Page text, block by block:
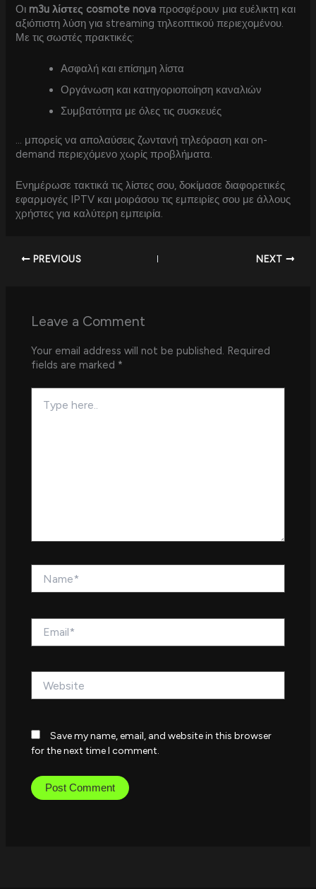
Οι m3u λίστες cosmote nova προσφέρουν μια ευέλικτη και
αξιόπιστη λύση για streaming τηλεοπτικού περιεχομένου.
Με τις σωστές πρακτικές:
Ασφαλή και επίσημη λίστα
Οργάνωση και κατηγοριοποίηση καναλιών
Συμβατότητα με όλες τις συσκευές
… μπορείς να απολαύσεις ζωντανή τηλεόραση και on-
demand περιεχόμενο χωρίς προβλήματα.
Ενημέρωσε τακτικά τις λίστες σου, δοκίμασε διαφορετικές
εφαρμογές IPTV και μοιράσου τις εμπειρίες σου με άλλους
χρήστες για καλύτερη εμπειρία.
PREVIOUS NEXT
Leave a Comment
Your email address will not be published. Required
fields are marked *
here..
Save my name, email, and website in this browser
for the next time I comment.